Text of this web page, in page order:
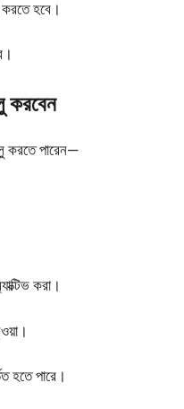
করতে হবে।
করবেন
করতে পারেন—
করা।
হতে পারে।